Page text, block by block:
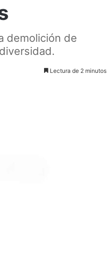
demolición de
Lectura de 2 minutos